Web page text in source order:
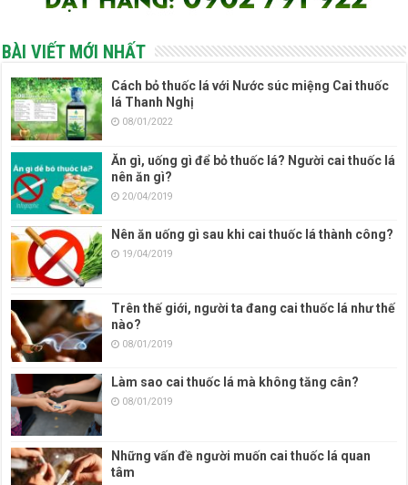
BÀI VIẾT MỚI NHẤT
Cách bỏ thuốc lá với Nước súc miệng Cai thuốc
lá Thanh Nghị
08/01/2022
Ăn gì, uống gì để bỏ thuốc lá? Người cai thuốc lá
nên ăn gì?
20/04/2019
Nên ăn uống gì sau khi cai thuốc lá thành công?
19/04/2019
Trên thế giới, người ta đang cai thuốc lá như thế
nào?
08/01/2019
Làm sao cai thuốc lá mà không tăng cân?
08/01/2019
Những vấn đề người muốn cai thuốc lá quan
tâm